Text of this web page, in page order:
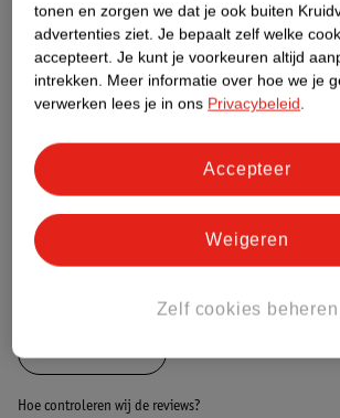
Nature Impact Score
Dit product heeft (nog)
Impact Score.
Bestel & Bezorginformatie
Hoe controleren wij de reviews?
tonen en zorgen we dat je ook buiten
advertenties ziet. Je bepaalt zelf welke
accepteert. Je kunt je voorkeuren altijd
intrekken. Meer informatie over hoe we je
verwerken lees je in ons Privacybeleid.
Zelf cookies beheren
Weigeren
Accepteer